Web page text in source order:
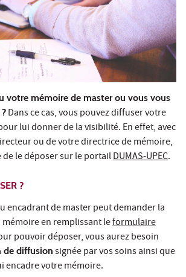
votre mémoire de master ou vous vous
Dans ce cas, vous pouvez diffuser votre
lui donner de la visibilité. En effet, avec
ou de votre directrice de mémoire,
de le déposer sur le portailDUMAS-UPEC.
?
encadrant de master peut demander la
mémoire en remplissant leformulaire
pouvoir déposer, vous aurez besoin
de diffusion signée par vos soins ainsi que
encadre votre mémoire.